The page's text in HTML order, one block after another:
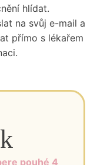
hlídat.
na svůj e-mail a
přímo s lékařem
pouhé 4